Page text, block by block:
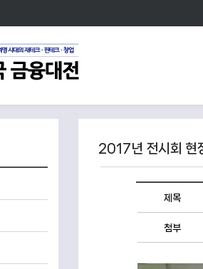
2017년 전시회 현
제목
첨부